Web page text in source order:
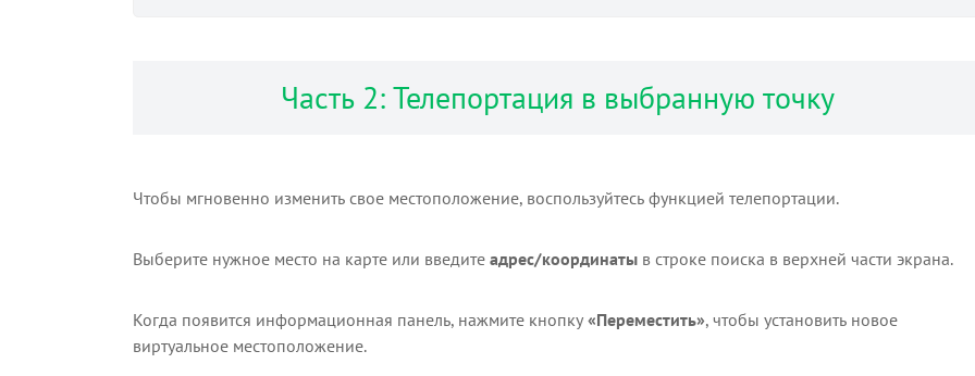
Часть 2: Телепортация в выбранную точку
Чтобы мгновенно изменить свое местоположение, воспользуйтесь функцией телепортации.
Выберите нужное место на карте или введите адрес/координаты в строке поиска в верхней части экрана.
Когда появится информационная панель, нажмите кнопку «Переместить», чтобы установить новое
виртуальное местоположение.